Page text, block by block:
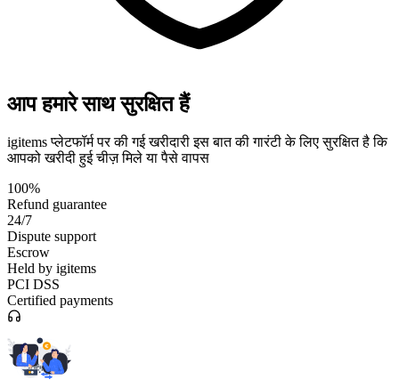
आप हमारे साथ सुरक्षित हैं
igitems प्लेटफॉर्म पर की गई खरीदारी इस बात की गारंटी के लिए सुरक्षित है कि
आपको खरीदी हुई चीज़ मिले या पैसे वापस
100%
Refund guarantee
24/7
Dispute support
Escrow
Held by igitems
PCI DSS
Certified payments